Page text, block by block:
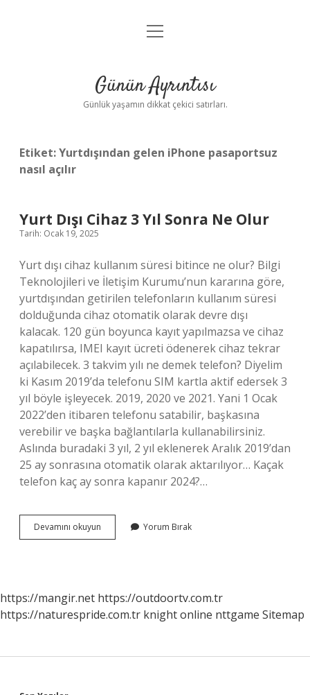
Anasayfa
Yasal Uyarı
menüyü
Günün Ayrıntısı
Günlük yaşamın dikkat çekici satırları.
Etiket:Yurtdışından gelen iPhone pasaportsuz
nasıl açılır
Yurt Dışı Cihaz 3 Yıl Sonra Ne Olur
Tarih: Ocak 19, 2025
Yurt dışı cihaz kullanım süresi bitince ne olur? Bilgi
Teknolojileri ve İletişim Kurumu’nun kararına göre,
yurtdışından getirilen telefonların kullanım süresi
dolduğunda cihaz otomatik olarak devre dışı
kalacak. 120 gün boyunca kayıt yapılmazsa ve cihaz
kapatılırsa, IMEI kayıt ücreti ödenerek cihaz tekrar
açılabilecek. 3 takvim yılı ne demek telefon? Diyelim
ki Kasım 2019’da telefonu SIM kartla aktif edersek 3
yıl böyle işleyecek. 2019, 2020 ve 2021. Yani 1 Ocak
2022’den itibaren telefonu satabilir, başkasına
verebilir ve başka bağlantılarla kullanabilirsiniz.
Aslında buradaki 3 yıl, 2 yıl eklenerek Aralık 2019’dan
25 ay sonrasına otomatik olarak aktarılıyor… Kaçak
telefon kaç ay sonra kapanır 2024?…
Devamını okuyun
Dışı
Ne
Olur
Yorum Bırak
https://mangir.net https://outdoortv.com.tr
https://naturespride.com.tr knight online nttgame Sitemap